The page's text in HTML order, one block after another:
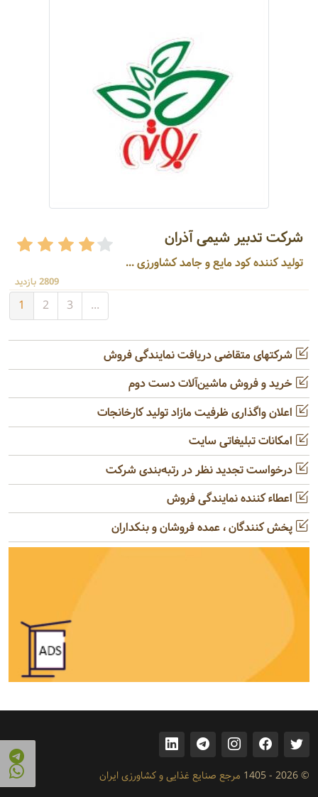
شرکت تدبیر شیمی آذران
تولید کننده کود مایع و جامد کشاورزی ...
2809 بازدید
1 2 3 ...
شرکتهای متقاضی دریافت نمایندگی فروش
خرید و فروش ماشین‌آلات دست دوم
اعلان واگذاری ظرفیت مازاد تولید کارخانجات
امکانات تبلیغاتی سایت
درخواست تجدید نظر در رتبه‌بندی شرکت
اعطاء کننده نمایندگی فروش
پخش کنندگان ، عمده فروشان و بنکداران
© 2026 - 1405 مرجع صنایع غذایی و کشاورزی ایران